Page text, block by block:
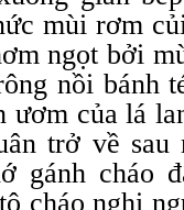
mùi rơm
ngọt bởi
nồi bánh
ươm của lá
trở về sau
gánh cháo
cháo nghi